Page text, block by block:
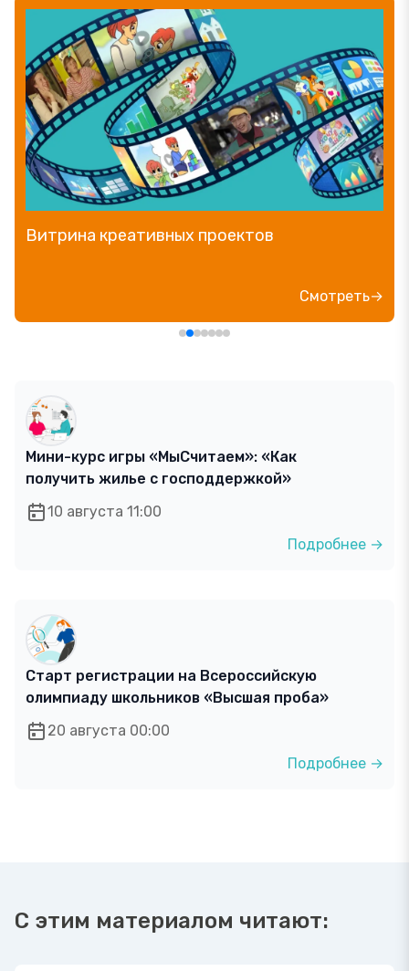
Витрина креативных проектов
Смотреть→
Мини-курс игры «МыСчитаем»: «Как
получить жилье с господдержкой»
10 августа 11:00
Подробнее →
Старт регистрации на Всероссийскую
олимпиаду школьников «Высшая проба»
20 августа 00:00
Подробнее →
С этим материалом читают: